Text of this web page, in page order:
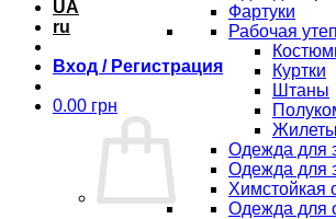
UA
ru
Вход / Регистрация
0.00 грн
Фартуки
Рабочая
Куртки
Штаны
Жилеты
Одежда для
Одежда для
Химстойкая
Одежда для